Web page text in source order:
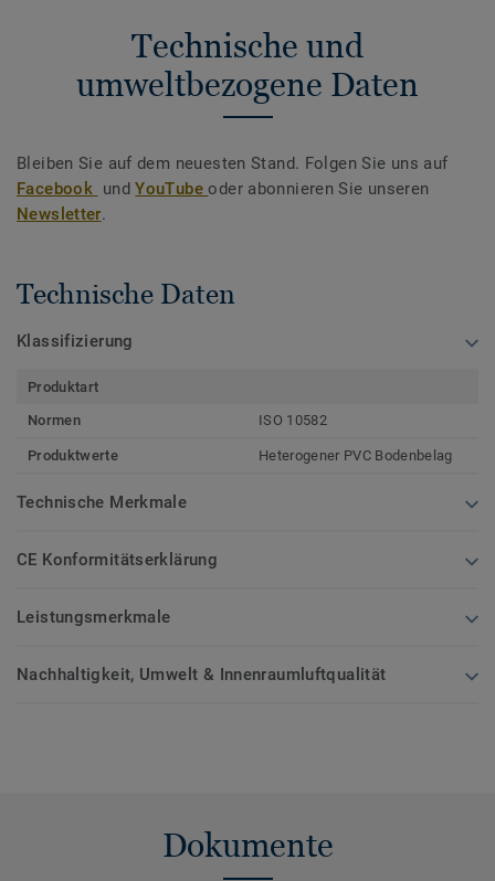
Technische und
umweltbezogene Daten
Bleiben Sie auf dem neuesten Stand. Folgen Sie uns auf
Facebook undYouTubeoder abonnieren Sie unseren
Newsletter.
Technische Daten
Klassifizierung
Produktart
Normen
ISO 10582
Produktwerte Heterogener PVC Bodenbelag
Technische Merkmale
CE Konformitätserklärung
Leistungsmerkmale
Nachhaltigkeit, Umwelt & Innenraumluftqualität
Dokumente